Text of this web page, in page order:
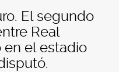
El segundo
Real
en el estadio